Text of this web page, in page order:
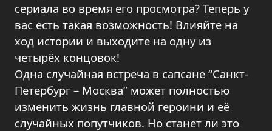
сериала во время его просмотра? Теперь у
вас есть такая возможность! Влияйте на
ход истории и выходите на одну из
четырёх концовок!
Одна случайная встреча в сапсане “Санкт-
Петербург – Москва” может полностью
изменить жизнь главной героини и её
случайных попутчиков. Но станет ли это